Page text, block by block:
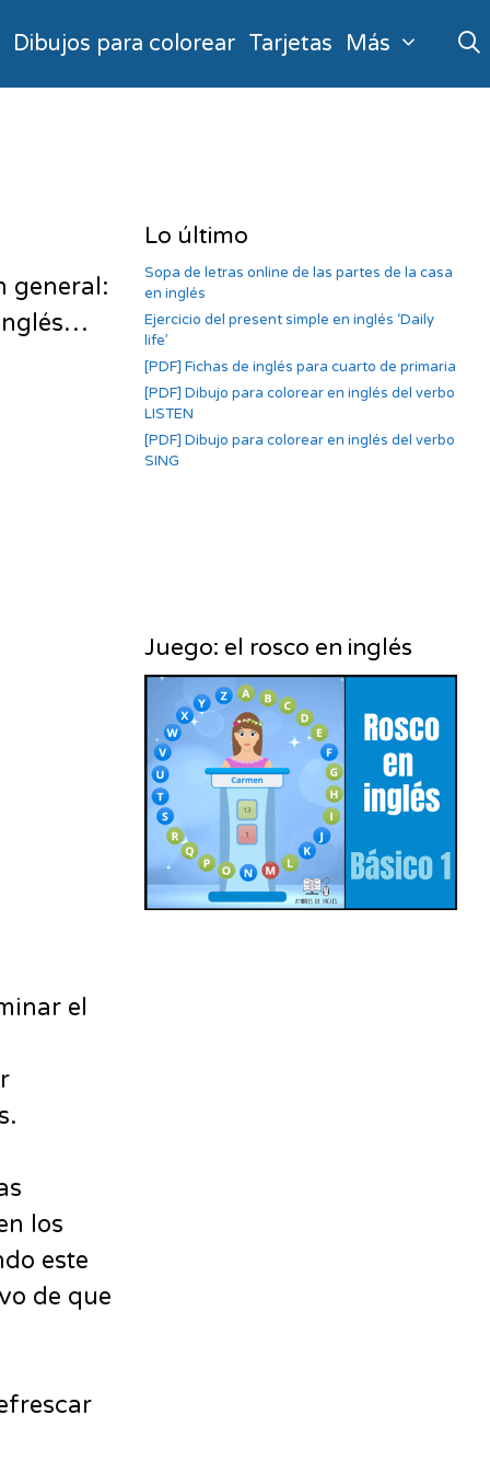
Dibujos para colorear Tarjetas Más
general:
el
los
este
de que
Lo último
Sopa de letras online de las partes de la casa
en inglés
Ejercicio del present simple en inglés ‘Daily
life’
[PDF] Fichas de inglés para cuarto de primaria
[PDF] Dibujo para colorear en inglés del verbo
LISTEN
[PDF] Dibujo para colorear en inglés del verbo
SING
Juego: el rosco en inglés